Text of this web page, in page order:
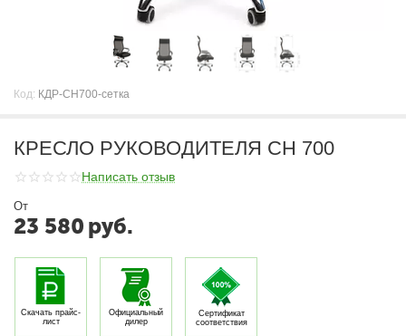
Код: КДР-CH700-сетка
КРЕСЛО РУКОВОДИТЕЛЯ CH 700
Написать отзыв
От
23 580 руб.
Скачать прайс-
лист
Официальный
дилер
Сертификат
соответствия